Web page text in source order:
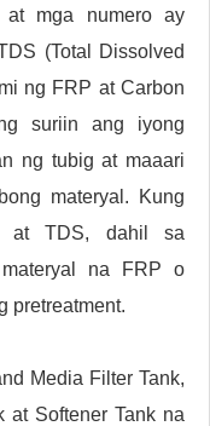
at mga numero ay
(Total Dissolved
ng FRP at Carbon
suriin ang iyong
ng tubig at maaari
materyal. Kung
at TDS, dahil sa
na FRP o
pretreatment.
Media Filter Tank,
at Softener Tank na